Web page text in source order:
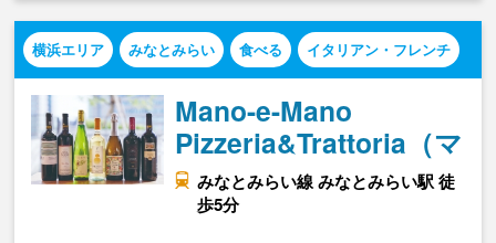
横浜エリア みなとみらい 食べる イタリアン・フレンチ
Mano-e-Mano
Pizzeria&Trattoria（マ…
みなとみらい線 みなとみらい駅 徒
歩5分